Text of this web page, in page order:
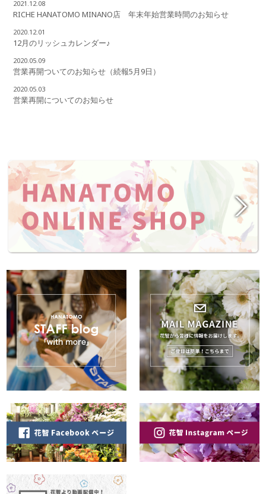
2021.12.08
RICHE HANATOMO MINANO店 年末年始営業時間のお知らせ
2020.12.01
12月のリッシュカレンダー♪
2020.05.09
営業再開ついてのお知らせ（続報5月9日）
2020.05.03
営業再開についてのお知らせ